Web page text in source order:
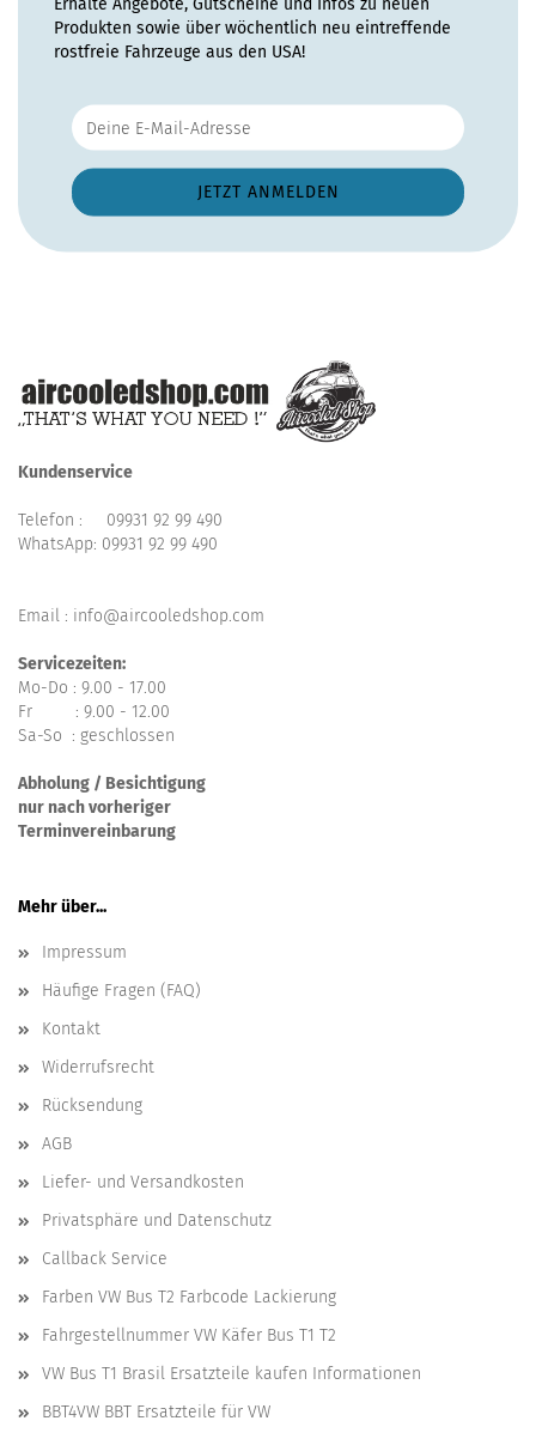
Produkten sowie über wöchentlich neu eintreffende
rostfreie Fahrzeuge aus den USA!
Kundenservice
Telefon : 09931 92 99 490
WhatsApp: 09931 92 99 490
Email : info@aircooledshop.com
Servicezeiten:
Mo-Do : 9.00 - 17.00
Fr : 9.00 - 12.00
Sa-So : geschlossen
Abholung / Besichtigung
nur nach vorheriger
Terminvereinbarung
Mehr über...
Impressum
Häufige Fragen (FAQ)
Kontakt
Widerrufsrecht
Rücksendung
AGB
Liefer- und Versandkosten
Privatsphäre und Datenschutz
Callback Service
Farben VW Bus T2 Farbcode Lackierung
Fahrgestellnummer VW Käfer Bus T1 T2
VW Bus T1 Brasil Ersatzteile kaufen Informationen
BBT4VW BBT Ersatzteile für VW